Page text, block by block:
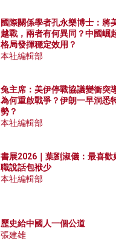
國際關係學者孔永樂博士：將
越戰，兩者有何異同？中國崛
格局發揮穩定效用？
本社編輯部
兔主席：美伊停戰協議變衝突
為何重啟戰爭？伊朗一早洞悉
勢？
本社編輯部
書展2026｜葉劉淑儀：最喜歡
職說話包袱少
本社編輯部
歷史給中國人一個公道
張建雄